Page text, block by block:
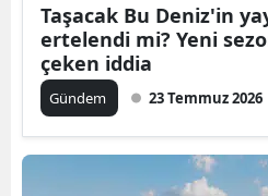
Taşacak Bu Deniz'in
ertelendi mi? Yeni
çeken iddia
Gündem 23 Temmuz 2026